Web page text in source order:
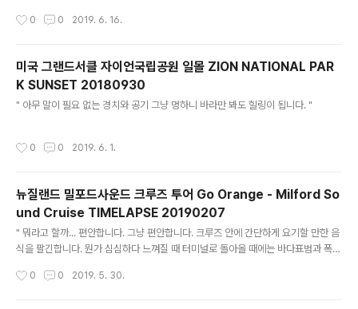
천할 수 있는 호텔입니다. 호텔 바로 앞에 김포공항과 인천공항으로 갈 수 있는 공항
0 0 2019. 6. 16.
미국 그랜드서클 자이언국립공원 일몰 ZION NATIONAL PAR
K SUNSET 20180930
" 아무 말이 필요 없는 경치와 공기 그냥 멍하니 바라만 봐도 힐링이 됩니다. "
0 0 2019. 6. 1.
뉴질랜드 밀포드사운드 크루즈 투어 Go Orange - Milford So
und Cruise TIMELAPSE 20190207
" 뭐라고 할까... 편안합니다. 그냥 편안합니다. 크루즈 안에 간단하게 요기할 만한 음
식을 팔긴합니다. 뭔가 심심하다 느껴질 때 터미널로 돌아올 때에는 바다표범과 폭포
0 0 2019. 5. 30.